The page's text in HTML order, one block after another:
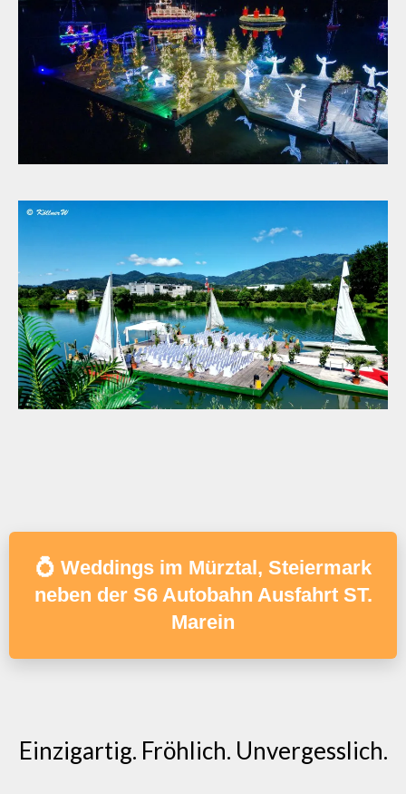
💍 Weddings im Mürztal, Steiermark
neben der S6 Autobahn Ausfahrt ST.
Marein
Einzigartig. Fröhlich. Unvergesslich.